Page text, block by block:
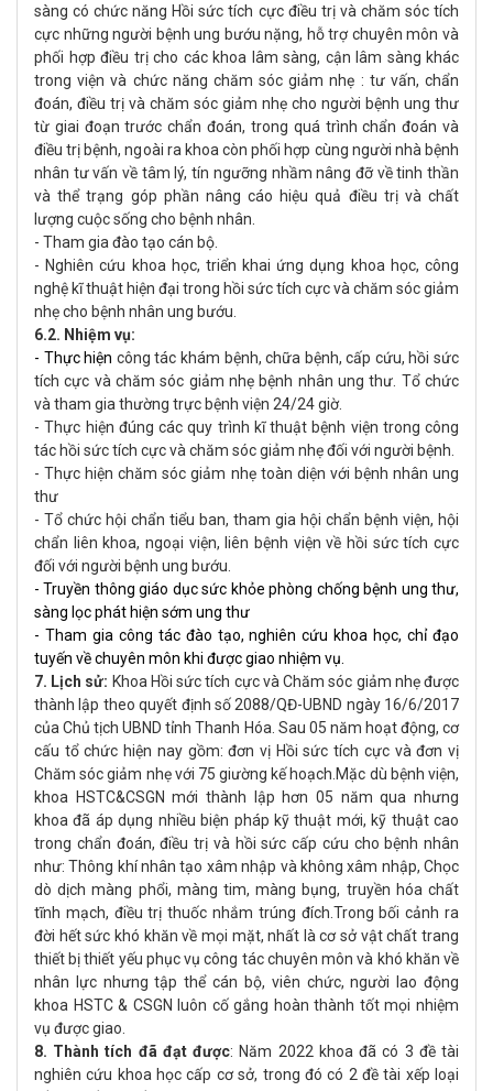
sàng có chức năng Hồi sức tích cực điều trị và chăm sóc tích
cực những người bệnh ung bướu nặng, hỗ trợ chuyên môn và
phối hợp điều trị cho các khoa lâm sàng, cận lâm sàng khác
trong viện và chức năng chăm sóc giảm nhẹ : tư vấn, chẩn
đoán, điều trị và chăm sóc giảm nhẹ cho người bệnh ung thư
từ giai đoạn trước chẩn đoán, trong quá trình chẩn đoán và
điều trị bệnh, ngoài ra khoa còn phối hợp cùng người nhà bệnh
nhân tư vấn về tâm lý, tín ngưỡng nhầm nâng đỡ về tinh thần
và thể trạng góp phần nâng cáo hiệu quả điều trị và chất
lượng cuộc sống cho bệnh nhân.
- Tham gia đào tạo cán bộ.
- Nghiên cứu khoa học, triển khai ứng dụng khoa học, công
nghệ kĩ thuật hiện đại trong hồi sức tích cực và chăm sóc giảm
nhẹ cho bệnh nhân ung bướu.
6.2. Nhiệm vụ:
- Thực hiện công tác khám bệnh, chữa bệnh, cấp cứu, hồi sức
tích cực và chăm sóc giảm nhẹ bệnh nhân ung thư. Tổ chức
và tham gia thường trực bệnh viện 24/24 giờ.
- Thực hiện đúng các quy trình kĩ thuật bệnh viện trong công
tác hồi sức tích cực và chăm sóc giảm nhẹ đối với người bệnh.
- Thực hiện chăm sóc giảm nhẹ toàn diện với bệnh nhân ung
thư
- Tổ chức hội chẩn tiểu ban, tham gia hội chẩn bệnh viện, hội
chẩn liên khoa, ngoại viện, liên bệnh viện về hồi sức tích cực
đối với người bệnh ung bướu.
- Truyền thông giáo dục sức khỏe phòng chống bệnh ung thư,
sàng lọc phát hiện sớm ung thư
- Tham gia công tác đào tạo, nghiên cứu khoa học, chỉ đạo
tuyến về chuyên môn khi được giao nhiệm vụ.
7. Lịch sử: Khoa Hồi sức tích cực và Chăm sóc giảm nhẹ được
thành lập theo quyết định số 2088/QĐ-UBND ngày 16/6/2017
của Chủ tịch UBND tỉnh Thanh Hóa . Sau 05 năm hoạt động, cơ
cấu tổ chức hiện nay gồm: đơn vị Hồi sức tích cực và đơn vị
Chăm sóc giảm nhẹ với 75 giường kế hoạch. Mặc dù bệnh viện,
khoa HSTC&CSGN mới thành lập hơn 05 năm qua nhưng
khoa đã áp dụng nhiều biện pháp kỹ thuật mới, kỹ thuật cao
trong chẩn đoán, điều trị và hồi sức cấp cứu cho bệnh nhân
như: Thông khí nhân tạo xâm nhập và không xâm nhập, Chọc
dò dịch màng phổi, màng tim, màng bụng, truyền hóa chất
tĩnh mạch, điều trị thuốc nhắm trúng đích. Trong bối cảnh ra
đời hết sức khó khăn về mọi mặt, nhất là cơ sở vật chất trang
thiết bị thiết yếu phục vụ công tác chuyên môn và khó khăn về
nhân lực nhưng tập thể cán bộ, viên chức, người lao động
khoa HSTC & CSGN luôn cố gắng hoàn thành tốt mọi nhiệm
vụ được giao.
8. Thành tích đã đạt được: Năm 2022 khoa đã có 3 đề tài
nghiên cứu khoa học cấp cơ sở, trong đó có 2 đề tài xếp loại